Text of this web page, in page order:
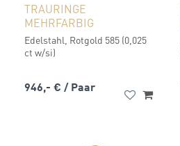
TRAURINGE
MEHRFARBIG
Edelstahl, Rotgold 585 (0,025
ct w/si)
946,- € / Paar